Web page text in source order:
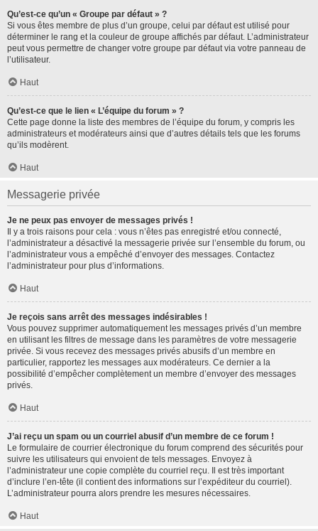
Qu’est-ce qu’un « Groupe par défaut » ?
Si vous êtes membre de plus d’un groupe, celui par défaut est utilisé pour
déterminer le rang et la couleur de groupe affichés par défaut. L’administrateur
peut vous permettre de changer votre groupe par défaut via votre panneau de
l’utilisateur.
Haut
Qu’est-ce que le lien « L’équipe du forum » ?
Cette page donne la liste des membres de l’équipe du forum, y compris les
administrateurs et modérateurs ainsi que d’autres détails tels que les forums
qu’ils modèrent.
Haut
Messagerie privée
Je ne peux pas envoyer de messages privés !
Il y a trois raisons pour cela : vous n’êtes pas enregistré et/ou connecté,
l’administrateur a désactivé la messagerie privée sur l’ensemble du forum, ou
l’administrateur vous a empêché d’envoyer des messages. Contactez
l’administrateur pour plus d’informations.
Haut
Je reçois sans arrêt des messages indésirables !
Vous pouvez supprimer automatiquement les messages privés d’un membre
en utilisant les filtres de message dans les paramètres de votre messagerie
privée. Si vous recevez des messages privés abusifs d’un membre en
particulier, rapportez les messages aux modérateurs. Ce dernier a la
possibilité d’empêcher complètement un membre d’envoyer des messages
privés.
Haut
J’ai reçu un spam ou un courriel abusif d’un membre de ce forum !
Le formulaire de courrier électronique du forum comprend des sécurités pour
suivre les utilisateurs qui envoient de tels messages. Envoyez à
l’administrateur une copie complète du courriel reçu. Il est très important
d’inclure l’en-tête (il contient des informations sur l’expéditeur du courriel).
L’administrateur pourra alors prendre les mesures nécessaires.
Haut